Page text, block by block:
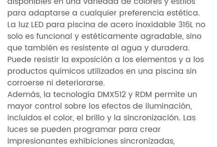
para adaptarse a cualquier preferencia estética.
La luz LED para piscina de acero inoxidable 316L no
solo es funcional y estéticamente agradable, sino
que también es resistente al agua y duradera.
Puede resistir la exposición a los elementos y a los
productos químicos utilizados en una piscina sin
corroerse ni deteriorarse.
Además, la tecnología DMX512 y RDM permite un
mayor control sobre los efectos de iluminación,
incluidos el color, el brillo y la sincronización. Las
luces se pueden programar para crear
impresionantes exhibiciones sincronizadas,